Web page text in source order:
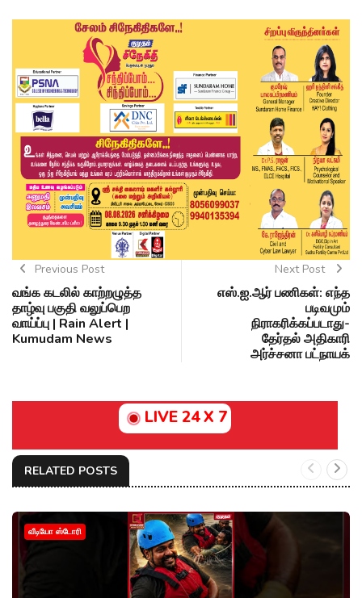
Previous Post
வங்க கடலில் காற்றழுத்த
தாழ்வு பகுதி வலுப்பெற
வாய்ப்பு | Rain Alert |
Kumudam News
Next Post
எஸ்.ஐ.ஆர் பணிகள்: எந்த
படிவமும்
நிராகரிக்கப்படாது-
தேர்தல் அதிகாரி
அர்ச்சனா பட்நாயக்
LIVE 24 X 7
RELATED POSTS
வீடியோ ஸ்டோரி